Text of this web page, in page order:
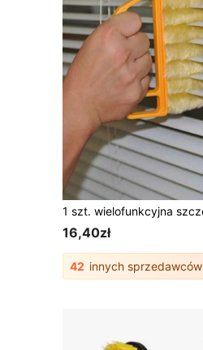
16,40zł
42 innych sprzedawców